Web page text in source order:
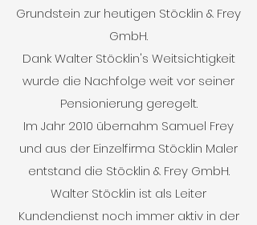
Grundstein zur heutigen Stöcklin & Frey
GmbH.
Dank Walter Stöcklin's Weitsichtigkeit
wurde die Nachfolge weit vor seiner
Pensionierung geregelt.
Im Jahr 2010 übernahm Samuel Frey
und aus der Einzelfirma Stöcklin Maler
entstand die Stöcklin & Frey GmbH.
Walter Stöcklin ist als Leiter
Kundendienst noch immer aktiv in der